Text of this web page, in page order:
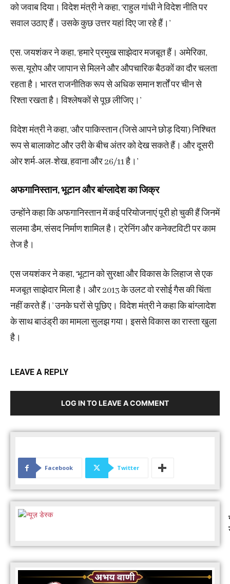
को जवाब दिया। विदेश मंत्री ने कहा, ‘राहुल गांधी ने विदेश नीति पर
सवाल उठाए हैं। उसके कुछ उत्तर यहां दिए जा रहे हैं।’
एस. जयशंकर ने कहा, ‘हमारे प्रमुख साझेदार मजबूत हैं। अमेरिका,
रूस, यूरोप और जापान से मिलने और औपचारिक बैठकों का दौर चलता
रहता है। भारत राजनीतिक रूप से अधिक समान शर्तों पर चीन से
रिश्ता रखता है। विश्लेषकों से पूछ लीजिए।’
विदेश मंत्री ने कहा, ‘और पाकिस्तान (जिसे आपने छोड़ दिया) निश्चित
रूप से बालाकोट और उरी के बीच अंतर को देख सकते हैं। और दूसरी
ओर शर्म-अल-शेख, हवाना और 26/11 है।’
अफगानिस्तान, भूटान और बांग्लादेश का जिक्र
उन्होंने कहा कि अफगानिस्तान में कई परियोजनाएं पूरी हो चुकी हैं जिनमें
सलमा डैम, संसद निर्माण शामिल है। ट्रेनिंग और कनेक्टविटी पर काम
तेज है।
एस जयशंकर ने कहा, ‘भूटान को सुरक्षा और विकास के लिहाज से एक
मजबूत साझेदार मिला है। और 2013 के उलट वो रसोई गैस की चिंता
नहीं करते हैं।’ उनके घरों से पूछिए। विदेश मंत्री ने कहा कि बांग्लादेश
के साथ बाउंड्री का मामला सुलझ गया। इससे विकास का रास्ता खुला
है।
LEAVE A REPLY
LOG IN TO LEAVE A COMMENT
Facebook Twitter